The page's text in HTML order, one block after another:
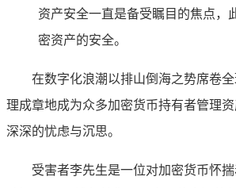
资产安全一直是备受瞩目的焦点，
密资产的安全。
在数字化浪潮以排山倒海之势席卷
理成章地成为众多加密货币持有者管理
深深的忧虑与沉思。
受害者李先生是一位对加密货币怀